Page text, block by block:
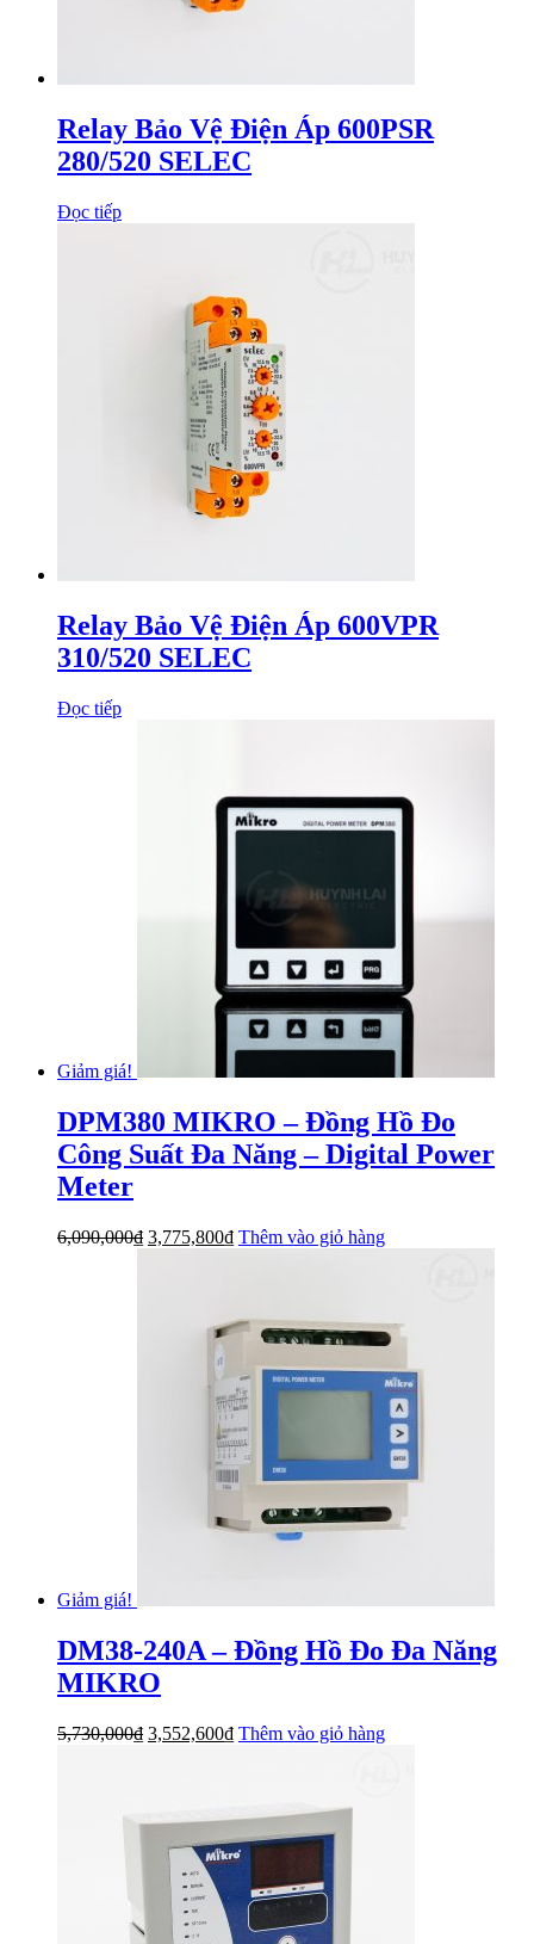
Relay Bảo Vệ Điện Áp 600PSR
280/520 SELEC
Đọc tiếp
Relay Bảo Vệ Điện Áp 600VPR
310/520 SELEC
Đọc tiếp
Giảm giá!
DPM380 MIKRO – Đồng Hồ Đo
Công Suất Đa Năng – Digital Power
Meter
6,090,000₫ Giá
3,775,800₫Giá
3,775,800₫.
Thêm vào giỏ hàng
Giảm giá!
DM38-240A – Đồng Hồ Đo Đa Năng
MIKRO
5,730,000₫ Giá
3,552,600₫Giá
3,552,600₫.
Thêm vào giỏ hàng